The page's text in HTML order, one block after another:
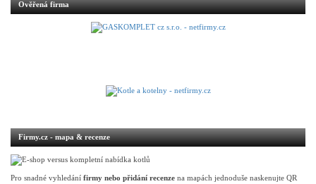
Ověřená firma
Firmy.cz - mapa & recenze
Pro snadné vyhledání firmy nebo přidání recenze na mapách jednoduše naskenujte QR